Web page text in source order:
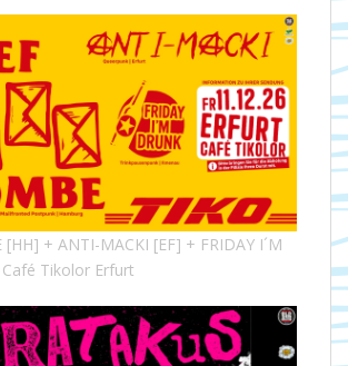
[HH] + ANTI-MACKI [EF] + FRIDAY I´M
Tikolor Erfurt